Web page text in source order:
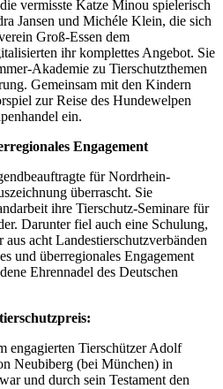
vermisste Katze Minou spielerisch
Jansen und Michéle Klein, die sich
Groß-Essen dem
ihr komplettes Angebot. Sie
Akademie zu Tierschutzthemen
Gemeinsam mit den Kindern
zur Reise des Hundewelpen
ein.
Engagement
für Nordrhein-
überrascht. Sie
ihre Tierschutz-Seminare für
Darunter fiel auch eine Schulung,
acht Landestierschutzverbänden
und überregionales Engagement
Ehrennadel des Deutschen
engagierten Tierschützer Adolf
Neubiberg (bei München) in
und durch sein Testament den